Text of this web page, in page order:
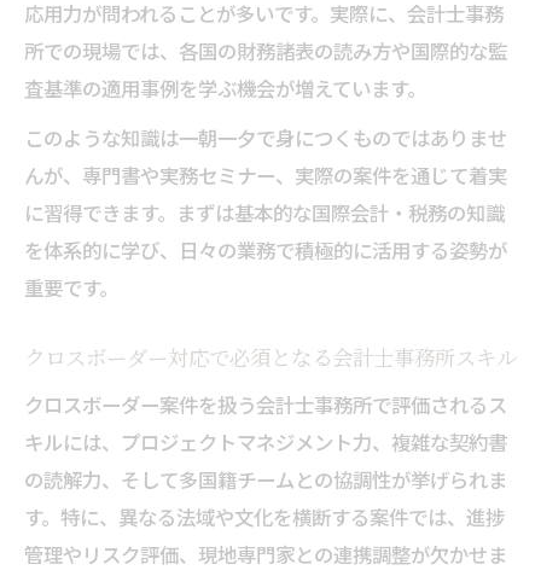
応用力が問われることが多いです。実際に、会計士事務
所での現場では、各国の財務諸表の読み方や国際的な監
査基準の適用事例を学ぶ機会が増えています。
このような知識は一朝一夕で身につくものではありませ
んが、専門書や実務セミナー、実際の案件を通じて着実
に習得できます。まずは基本的な国際会計・税務の知識
を体系的に学び、日々の業務で積極的に活用する姿勢が
重要です。
クロスボーダー対応で必須となる会計士事務所スキル
クロスボーダー案件を扱う会計士事務所で評価されるス
キルには、プロジェクトマネジメント力、複雑な契約書
の読解力、そして多国籍チームとの協調性が挙げられま
す。特に、異なる法域や文化を横断する案件では、進捗
管理やリスク評価、現地専門家との連携調整が欠かせま